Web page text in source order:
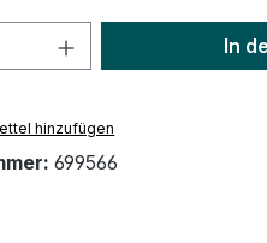
Anzahl: Gib den
In
hinzufügen
699566